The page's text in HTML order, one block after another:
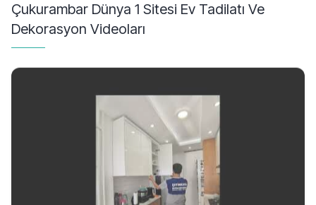
Çukurambar Dünya 1 Sitesi Ev Tadilatı Ve
Dekorasyon Videoları